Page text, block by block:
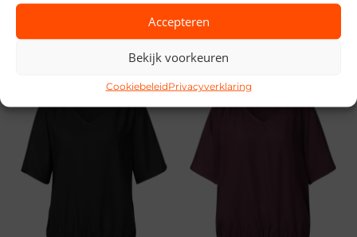
Accepteren
Bekijk voorkeuren
CookiebeleidPrivacyverklaring
€49,99 €59,99